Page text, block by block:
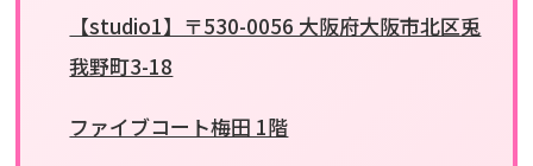
【studio1】〒530-0056 大阪府大阪市北区兎
我野町3-18
ファイブコート梅田 1階